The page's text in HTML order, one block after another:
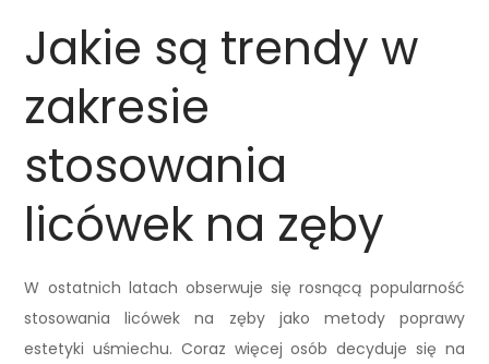
Jakie są trendy w
zakresie
stosowania
licówek na zęby
W ostatnich latach obserwuje się rosnącą popularność
stosowania licówek na zęby jako metody poprawy
estetyki uśmiechu. Coraz więcej osób decyduje się na